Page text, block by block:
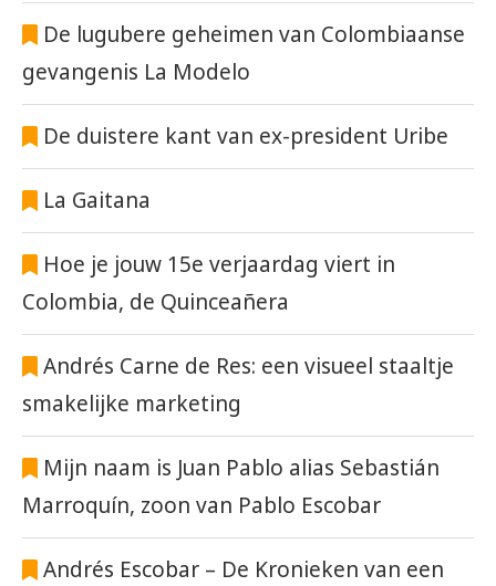
De lugubere geheimen van Colombiaanse
gevangenis La Modelo
De duistere kant van ex-president Uribe
La Gaitana
Hoe je jouw 15e verjaardag viert in
Colombia, de Quinceañera
Andrés Carne de Res: een visueel staaltje
smakelijke marketing
Mijn naam is Juan Pablo alias Sebastián
Marroquín, zoon van Pablo Escobar
Andrés Escobar – De Kronieken van een